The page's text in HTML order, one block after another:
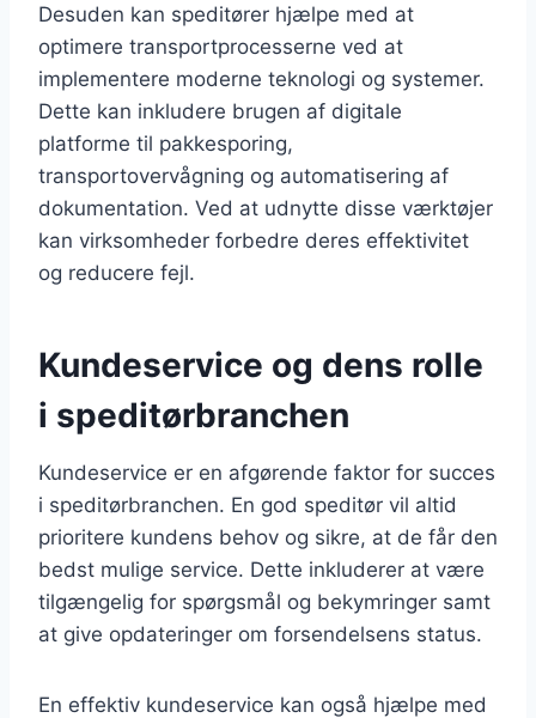
Desuden kan speditører hjælpe med at
optimere transportprocesserne ved at
implementere moderne teknologi og systemer.
Dette kan inkludere brugen af digitale
platforme til pakkesporing,
transportovervågning og automatisering af
dokumentation. Ved at udnytte disse værktøjer
kan virksomheder forbedre deres effektivitet
og reducere fejl.
Kundeservice og dens rolle
i speditørbranchen
Kundeservice er en afgørende faktor for succes
i speditørbranchen. En god speditør vil altid
prioritere kundens behov og sikre, at de får den
bedst mulige service. Dette inkluderer at være
tilgængelig for spørgsmål og bekymringer samt
at give opdateringer om forsendelsens status.
En effektiv kundeservice kan også hjælpe med